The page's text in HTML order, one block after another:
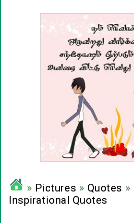
» Pictures » Quotes »
Inspirational Quotes